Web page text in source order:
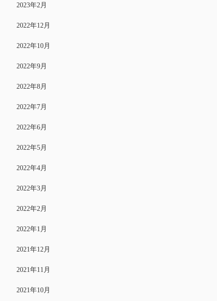
2023年2月
2022年12月
2022年10月
2022年9月
2022年8月
2022年7月
2022年6月
2022年5月
2022年4月
2022年3月
2022年2月
2022年1月
2021年12月
2021年11月
2021年10月